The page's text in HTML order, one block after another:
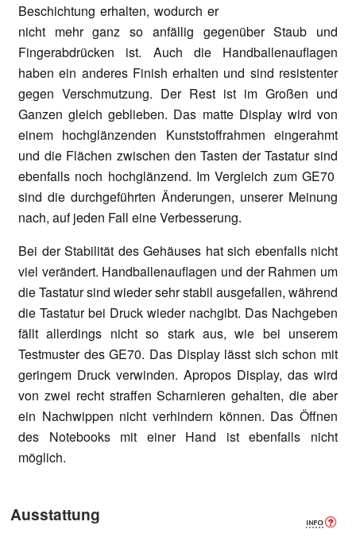
Beschichtung erhalten, wodurch er
nicht mehr ganz so anfällig gegenüber Staub und
Fingerabdrücken ist. Auch die Handballenauflagen
haben ein anderes Finish erhalten und sind resistenter
gegen Verschmutzung. Der Rest ist im Großen und
Ganzen gleich geblieben. Das matte Display wird von
einem hochglänzenden Kunststoffrahmen eingerahmt
und die Flächen zwischen den Tasten der Tastatur sind
ebenfalls noch hochglänzend. Im Vergleich zum GE70
sind die durchgeführten Änderungen, unserer Meinung
nach, auf jeden Fall eine Verbesserung.
Bei der Stabilität des Gehäuses hat sich ebenfalls nicht
viel verändert. Handballenauflagen und der Rahmen um
die Tastatur sind wieder sehr stabil ausgefallen, während
die Tastatur bei Druck wieder nachgibt. Das Nachgeben
fällt allerdings nicht so stark aus, wie bei unserem
Testmuster des GE70. Das Display lässt sich schon mit
geringem Druck verwinden. Apropos Display, das wird
von zwei recht straffen Scharnieren gehalten, die aber
ein Nachwippen nicht verhindern können. Das Öffnen
des Notebooks mit einer Hand ist ebenfalls nicht
möglich.
Ausstattung